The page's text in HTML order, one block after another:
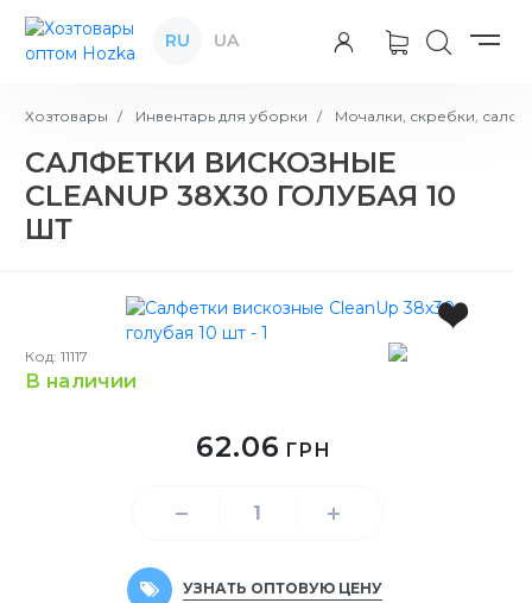
RU UA
Хозтовары Инвентарь для уборки Мочалки, скребки,
САЛФЕТКИ ВИСКОЗНЫЕ
CLEANUP 38Х30 ГОЛУБАЯ 10
ШТ
Код: 11117
в наличии
62.06 ГРН
УЗНАТЬ ОПТОВУЮ ЦЕНУ